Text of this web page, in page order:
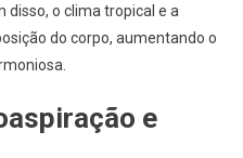
disso, o clima tropical e a
do corpo, aumentando o
e